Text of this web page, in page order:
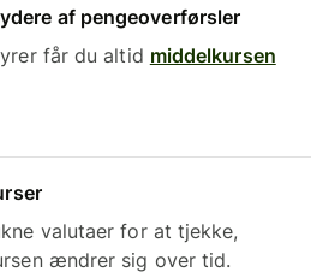
af pengeoverførsler
får du altid middelkursen
valutaer for at tjekke,
ændrer sig over tid.